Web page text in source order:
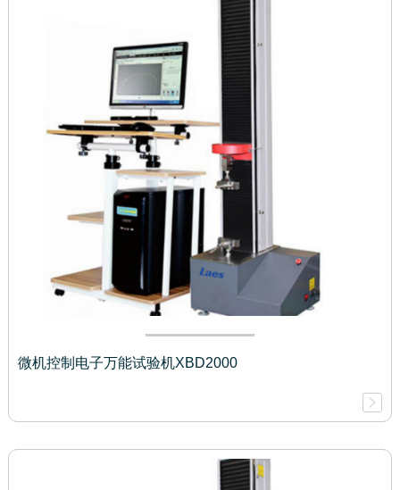
微机控制电子万能试验机XBD2000